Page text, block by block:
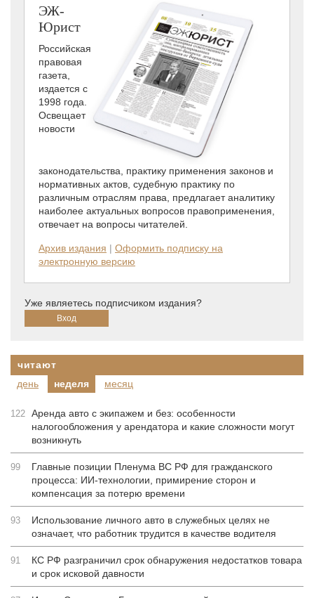
ЭЖ-
Юрист
Российская
правовая
газета,
издается с
1998 года.
Освещает
новости
законодательства, практику применения законов и
нормативных актов, судебную практику по
различным отраслям права, предлагает аналитику
наиболее актуальных вопросов правоприменения,
отвечает на вопросы читателей.
Архив издания | Оформить подписку на
электронную версию
Уже являетесь подписчиком издания?
читают
день
неделя месяц
122 Аренда авто с экипажем и без: особенности
налогообложения у арендатора и какие сложности могут
возникнуть
99
Главные позиции Пленума ВС РФ для гражданского
процесса: ИИ-технологии, примирение сторон и
компенсация за потерю времени
93
Использование личного авто в служебных целях не
означает, что работник трудится в качестве водителя
91
КС РФ разграничил срок обнаружения недостатков товара
и срок исковой давности